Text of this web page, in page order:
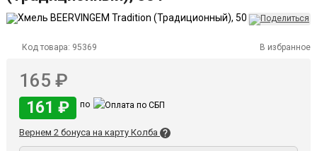
Код товара: 95369 В избранное
165 ₽
161 ₽ по
Вернем 2 бонуса на карту Колба